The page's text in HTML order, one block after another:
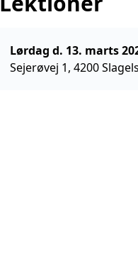
Lørdag d. 13. marts
Sejerøvej 1, 4200